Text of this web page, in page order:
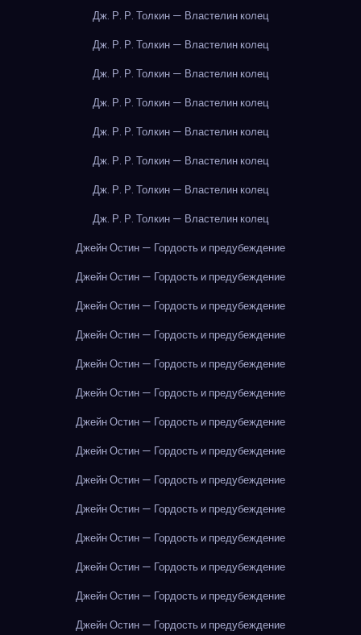
Дж. Р. Р. Толкин — Властелин колец
Дж. Р. Р. Толкин — Властелин колец
Дж. Р. Р. Толкин — Властелин колец
Дж. Р. Р. Толкин — Властелин колец
Дж. Р. Р. Толкин — Властелин колец
Дж. Р. Р. Толкин — Властелин колец
Дж. Р. Р. Толкин — Властелин колец
Дж. Р. Р. Толкин — Властелин колец
Джейн Остин — Гордость и предубеждение
Джейн Остин — Гордость и предубеждение
Джейн Остин — Гордость и предубеждение
Джейн Остин — Гордость и предубеждение
Джейн Остин — Гордость и предубеждение
Джейн Остин — Гордость и предубеждение
Джейн Остин — Гордость и предубеждение
Джейн Остин — Гордость и предубеждение
Джейн Остин — Гордость и предубеждение
Джейн Остин — Гордость и предубеждение
Джейн Остин — Гордость и предубеждение
Джейн Остин — Гордость и предубеждение
Джейн Остин — Гордость и предубеждение
Джейн Остин — Гордость и предубеждение